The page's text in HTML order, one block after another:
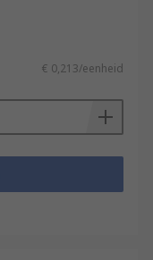
€ 0,213/eenheid